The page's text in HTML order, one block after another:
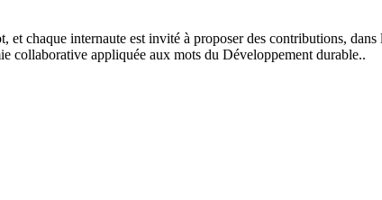
chaque internaute est invité à proposer des contributions,
collaborative appliquée aux mots du Développement durable..